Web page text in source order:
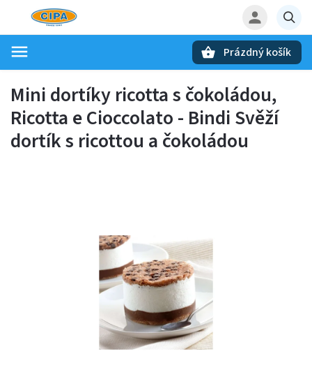
Prázdný košík
Mini dortíky ricotta s čokoládou,
Ricotta e Cioccolato - Bindi Svěží
dortík s ricottou a čokoládou